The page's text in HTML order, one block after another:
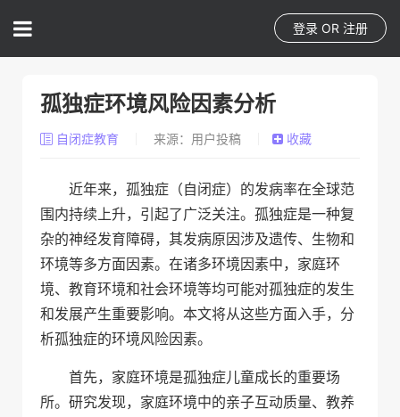
登录 OR 注册
孤独症环境风险因素分析
自闭症教育 来源：用户投稿 收藏
近年来，孤独症（自闭症）的发病率在全球范
围内持续上升，引起了广泛关注。孤独症是一种复
杂的神经发育障碍，其发病原因涉及遗传、生物和
环境等多方面因素。在诸多环境因素中，家庭环
境、教育环境和社会环境等均可能对孤独症的发生
和发展产生重要影响。本文将从这些方面入手，分
析孤独症的环境风险因素。
首先，家庭环境是孤独症儿童成长的重要场
所。研究发现，家庭环境中的亲子互动质量、教养